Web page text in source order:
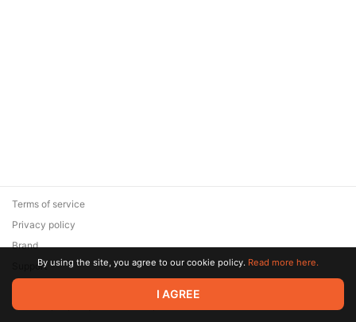
© 2026 Zaya Solutions Limited. All rights reserved. All trademarks
are the property of their respective owners.
Terms of service
Privacy policy
Brand
SupportBy using the site, you agree to our cookie policy. Read more here.
I AGREE